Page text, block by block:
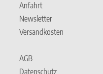
Anfahrt
Newsletter
Versandkosten
AGB
Datenschutz